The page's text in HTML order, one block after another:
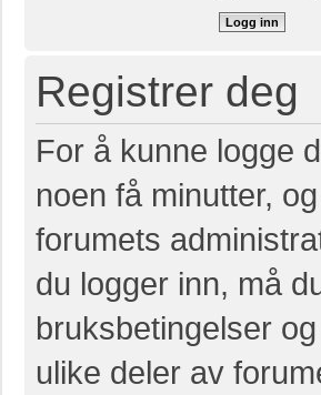
Registrer deg
For å kunne logge
noen få minutter,
forumets
du logger inn, må
bruksbetingelser
ulike deler av